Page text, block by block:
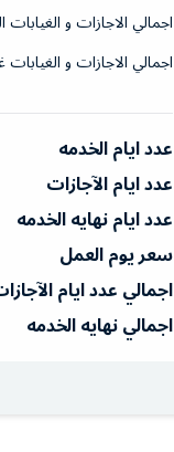
اجمالي الاجازات و الغيابات
اجمالي الاجازات و الغيابات
عدد ايام الخدمه
عدد ايام الآجازات
عدد ايام نهايه الخدمه
سعر يوم العمل
اجمالي عدد ايام
اجمالي نهايه الخدمه